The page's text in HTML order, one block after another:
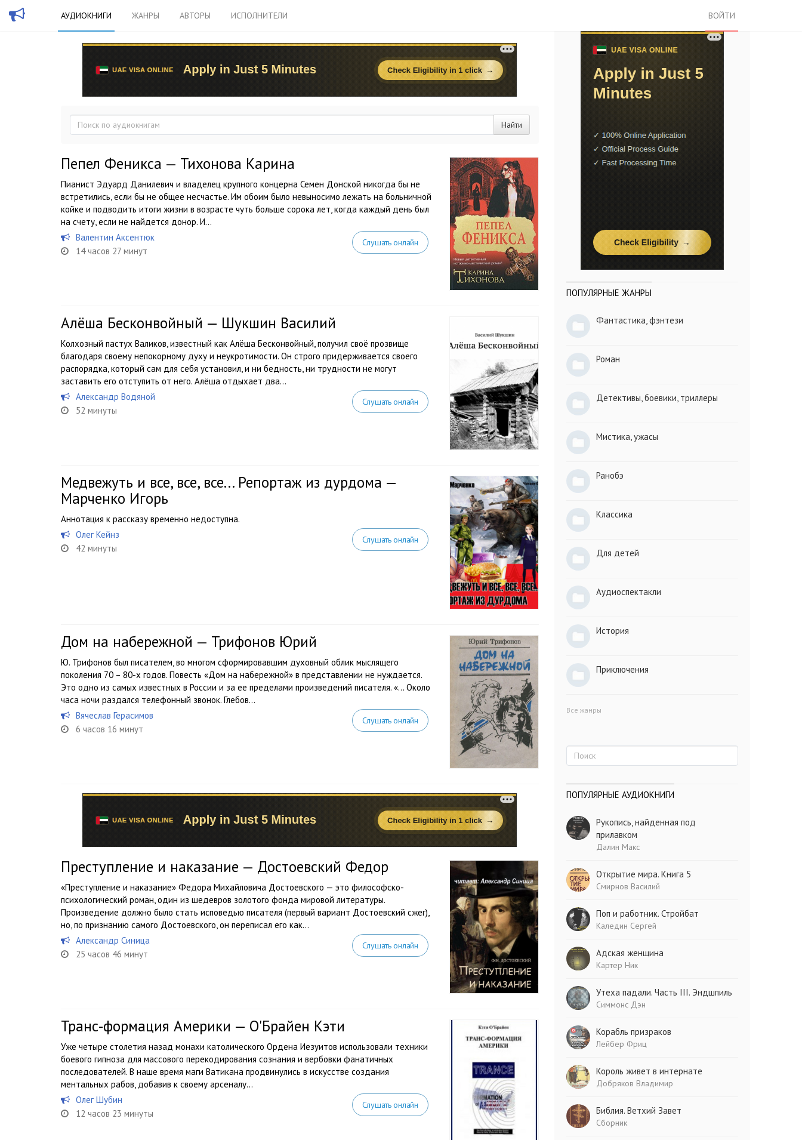
АУДИОКНИГИ ЖАНРЫ АВТОРЫ ИСПОЛНИТЕЛИ ВОЙТИ
Найти
Пепел Феникса — Тихонова Карина
Пианист Эдуард Данилевич и владелец крупного концерна Семен Донской никогда бы не
встретились, если бы не общее несчастье. Им обоим было невыносимо лежать на больничной
койке и подводить итоги жизни в возрасте чуть больше сорока лет, когда каждый день был
на счету, если не найдется донор. И...
Валентин Аксентюк
14 часов 27 минут
Слушать онлайн
Алёша Бесконвойный — Шукшин Василий
Колхозный пастух Валиков, известный как Алёша Бесконвойный, получил своё прозвище
благодаря своему непокорному духу и неукротимости. Он строго придерживается своего
распорядка, который сам для себя установил, и ни бедность, ни трудности не могут
заставить его отступить от него. Алёша отдыхает два...
Александр Водяной
52 минуты
Слушать онлайн
Медвежуть и все, все, все... Репортаж из дурдома —
Марченко Игорь
Аннотация к рассказу временно недоступна.
Олег Кейнз
42 минуты
Слушать онлайн
Дом на набережной — Трифонов Юрий
Ю. Трифонов был писателем, во многом сформировавшим духовный облик мыслящего
поколения 70 – 80-х годов. Повесть «Дом на набережной» в представлении не нуждается.
Это одно из самых известных в России и за ее пределами произведений писателя. «… Около
часа ночи раздался телефонный звонок. Глебов...
Вячеслав Герасимов
6 часов 16 минут
Слушать онлайн
Преступление и наказание — Достоевский Федор
«Преступление и наказание» Федора Михайловича Достоевского — это философско-
психологический роман, один из шедевров золотого фонда мировой литературы.
Произведение должно было стать исповедью писателя (первый вариант Достоевский сжег),
но, по признанию самого Достоевского, он переписал его как...
Александр Синица
25 часов 46 минут
Слушать онлайн
Транс-формация Америки — О'Брайен Кэти
Уже четыре столетия назад монахи католического Ордена Иезуитов использовали техники
боевого гипноза для массового перекодирования сознания и вербовки фанатичных
последователей. В наше время маги Ватикана продвинулись в искусстве создания
ментальных рабов, добавив к своему арсеналу...
Олег Шубин
12 часов 23 минуты
Слушать онлайн
ПОПУЛЯРНЫЕ ЖАНРЫ
Фантастика, фэнтези
Роман
Детективы, боевики, триллеры
Мистика, ужасы
Ранобэ
Классика
Для детей
Аудиоспектакли
История
Приключения
Все жанры
ПОПУЛЯРНЫЕ АУДИОКНИГИ
Рукопись, найденная под
прилавком
Далин Макс
Открытие мира. Книга 5
Смирнов Василий
Поп и работник. Стройбат
Каледин Сергей
Адская женщина
Картер Ник
Утеха падали. Часть III. Эндшпиль
Симмонс Дэн
Корабль призраков
Лейбер Фриц
Король живет в интернате
Добряков Владимир
Библия. Ветхий Завет
Сборник